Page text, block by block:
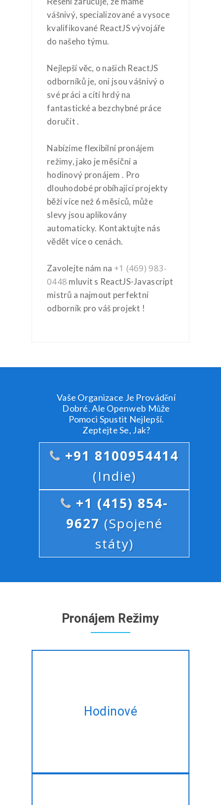
vášnivý, specializované a vysoce
kvalifikované ReactJS vývojáře
do našeho týmu.
Nejlepší věc, o našich ReactJS
odborníků je, oni jsou vášnivý o
své práci a cítí hrdý na
fantastické a bezchybné práce
doručit .
Nabízíme flexibilní pronájem
režimy, jako je měsíční a
hodinový pronájem . Pro
dlouhodobé probíhající projekty
běží více než 6 měsíců, může
slevy jsou aplikovány
automaticky. Kontaktujte nás
vědět více o cenách.
Zavolejte nám na +1 (469) 983-
0448 mluvit s ReactJS-Javascript
mistrů a najmout perfektní
odborník pro váš projekt !
Vaše Organizace Je Provádění
Dobré. Ale Openweb Může
Pomoci Spustit Nejlepší.
Zeptejte Se, Jak?
+91 8100954414
(Indie)
+1 (415) 854-
9627 (Spojené
státy)
Pronájem Režimy
Hodinové
hodinovém základě, na míru pro